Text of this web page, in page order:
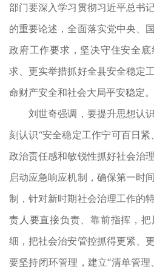
部门要深入学习贯彻习近平总书
的重要论述，全面落实党中央、
政府工作要求，坚决守住安全
求、更实举措抓好全县安全稳定
命财产安全和社会大局平安稳定。
刘世奇强调，要提升思想认识
刻认识“安全稳定工作宁可百日
政治责任感和敏锐性抓好社会治
启动应急响应机制，确保第一时
制，针对新时期社会治理工作的
责人要直接负责、靠前指挥，
细，把社会治安管控抓得更紧、
要坚持闭环管理，建立“清单管